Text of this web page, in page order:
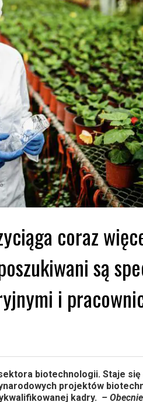
coraz
są
i
biotechnologii. Staje się
projektów
kadry. –